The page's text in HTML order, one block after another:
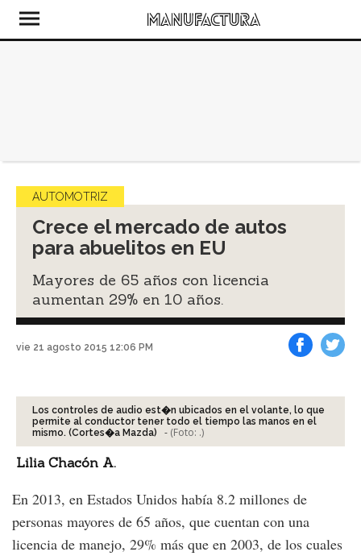
AUTOMOTRIZ
Crece el mercado de autos
para abuelitos en EU
Mayores de 65 años con licencia
aumentan 29% en 10 años.
vie 21 agosto 2015 12:06 PM
Los controles de audio est�n ubicados en el volante, lo que
permite al conductor tener todo el tiempo las manos en el
mismo. (Cortes�a Mazda)
- (Foto: .)
Lilia Chacón A.
En 2013, en Estados Unidos había 8.2 millones de
personas mayores de 65 años, que cuentan con una
licencia de manejo, 29% más que en 2003, de los cuales